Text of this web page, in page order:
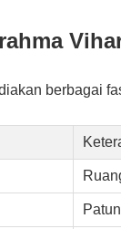
berbagai